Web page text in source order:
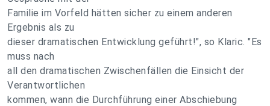
Familie im Vorfeld hätten sicher zu einem anderen
Ergebnis als zu
dieser dramatischen Entwicklung geführt!", so Klaric. "Es
muss nach
all den dramatischen Zwischenfällen die Einsicht der
Verantwortlichen
kommen, wann die Durchführung einer Abschiebung